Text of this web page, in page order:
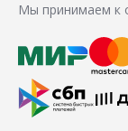
Мы принимаем к